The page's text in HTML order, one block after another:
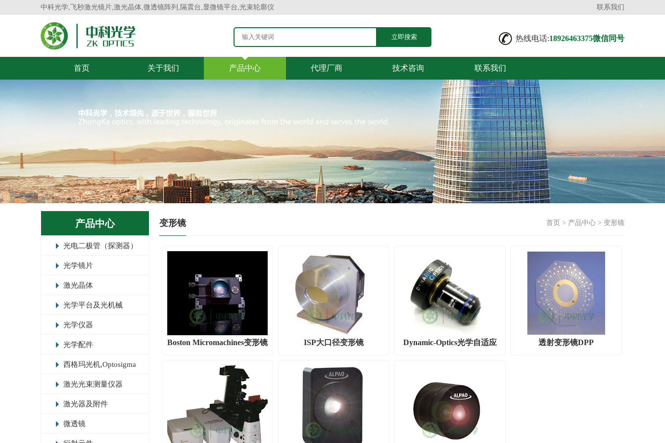
中科光学,飞秒激光镜片,激光晶体,微透镜阵列,隔震台,显微镜平台,光束轮廓仪 联系我们
热线电话:18926463375微信同号
首页 关于我们 产品中心 代理厂商 技术咨询 联系我们
产品中心
光电二极管（探测器）
光学镜片
激光晶体
光学平台及光机械
光学仪器
光学配件
西格玛光机,Optosigma
激光光束测量仪器
激光器及附件
微透镜
变形镜 首页 > 产品中心 > 变形镜
Boston Micromachines变形镜 ISP大口径变形镜
Dynamic-Optics光学自适应
透射变形镜DPP